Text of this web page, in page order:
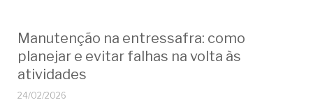
Manutenção na entressafra: como
planejar e evitar falhas na volta às
atividades
24/02/2026